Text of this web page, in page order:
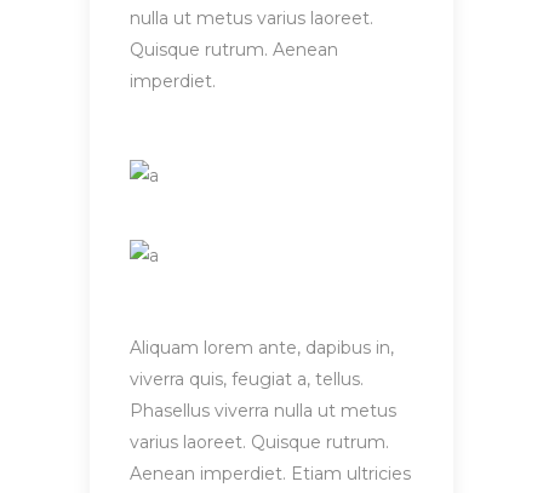
nulla ut metus varius laoreet.
Quisque rutrum. Aenean
imperdiet.
Aliquam lorem ante, dapibus in,
viverra quis, feugiat a, tellus.
Phasellus viverra nulla ut metus
varius laoreet. Quisque rutrum.
Aenean imperdiet. Etiam ultricies